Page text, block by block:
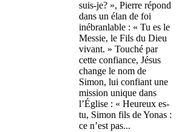
suis-je? », Pierre répond
dans un élan de foi
inébranlable : « Tu es le
Messie, le Fils du Dieu
vivant. » Touché par
cette confiance, Jésus
change le nom de
Simon, lui confiant une
mission unique dans
l’Église : « Heureux es-
tu, Simon fils de Yonas :
ce n’est pas...